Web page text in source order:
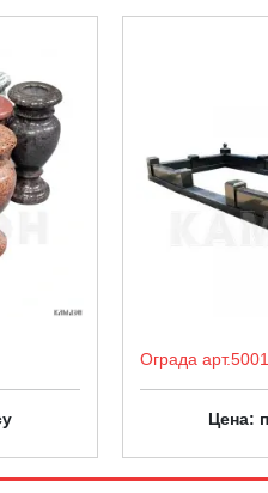
Ограда арт.5001
Цена: